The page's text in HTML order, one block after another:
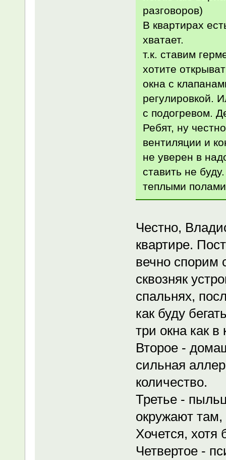
разговоров)
В квартирах
хватает.
т.к. ставим
хотите
окна с
регулировкой.
с подогревом.
Ребят, ну
вентиляции и
не уверен в
ставить не
теплыми
Честно,
квартире.
вечно спорим
сквозняк
спальнях,
как буду
три окна как в
Второе -
сильная
количество.
Третье -
окружают
Хочется, хотя
Четвертое -